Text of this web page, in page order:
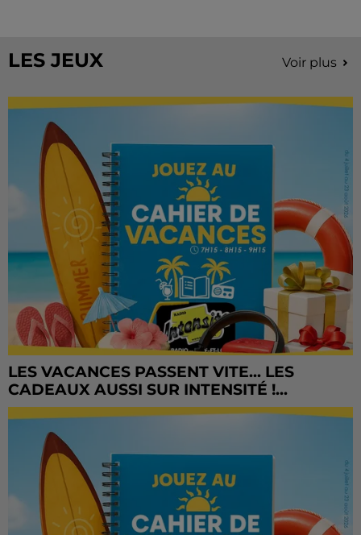
LES JEUX Voir plus
LES VACANCES PASSENT VITE... LES
CADEAUX AUSSI SUR INTENSITÉ !...